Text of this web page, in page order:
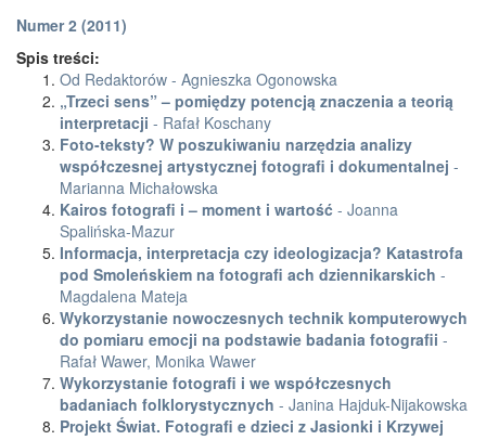
Numer 2 (2011)
Spis treści:
Od Redaktorów - Agnieszka Ogonowska
„Trzeci sens” – pomiędzy potencją znaczenia a teorią
interpretacji - Rafał Koschany
Foto-teksty? W poszukiwaniu narzędzia analizy
współczesnej artystycznej fotografi i dokumentalnej -
Marianna Michałowska
Kairos fotografi i – moment i wartość - Joanna
Spalińska-Mazur
Informacja, interpretacja czy ideologizacja? Katastrofa
pod Smoleńskiem na fotografi ach dziennikarskich -
Magdalena Mateja
Wykorzystanie nowoczesnych technik komputerowych
do pomiaru emocji na podstawie badania fotografii -
Rafał Wawer, Monika Wawer
Wykorzystanie fotografi i we współczesnych
badaniach folklorystycznych - Janina Hajduk-Nijakowska
Projekt Świat. Fotografi e dzieci z Jasionki i Krzywej